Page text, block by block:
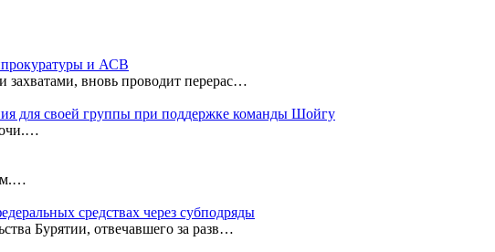
и АСВ
захватами, вновь проводит перерас…
для своей группы при поддержке команды Шойгу
средствах через субподряды
Бурятии, отвечавшего за разв…